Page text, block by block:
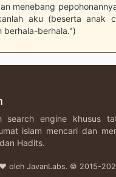
menebang
aku (beserta anak
berhala-berhala.")
search engine khusus
islam mencari dan
Hadits.
oleh JavanLabs. © 2015-